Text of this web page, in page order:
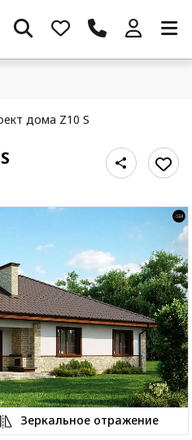
дома Z10 S
Зеркальное отражение